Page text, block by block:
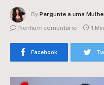
By Pergunte a uma
Nenhum comentário
1
Facebook